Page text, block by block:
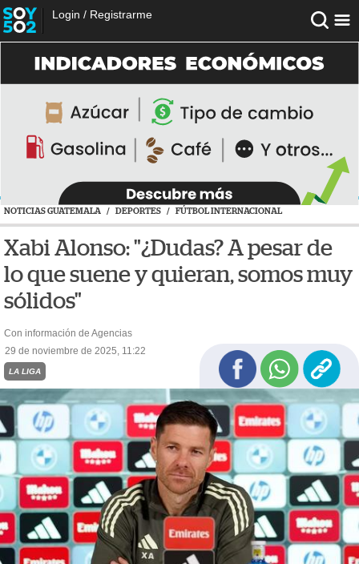
Login / Registrarme
NOTICIAS GUATEMALA / DEPORTES / FÚTBOL INTERNACIONAL
Xabi Alonso: "¿Dudas? A pesar de
lo que suene y quieran, somos muy
sólidos"
Con información de Agencias
29 de noviembre de 2025, 11:22
LA LIGA